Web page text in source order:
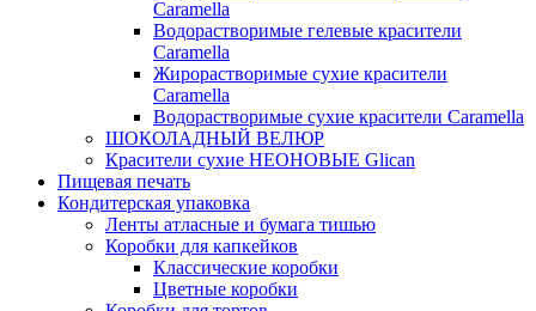
Caramella
Водорастворимые гелевые красители
Caramella
Жирорастворимые сухие красители
Caramella
Водорастворимые сухие красители Caramella
ШОКОЛАДНЫЙ ВЕЛЮР
Красители сухие НЕОНОВЫЕ Glican
Пищевая печать
Кондитерская упаковка
Ленты атласные и бумага тишью
Коробки для капкейков
Классические коробки
Цветные коробки